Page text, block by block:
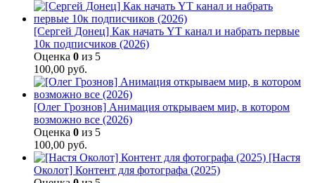
[Сергей Донец] Как начать YT канал и набрать первые
10к подписчиков (2026)
Оценка 0 из 5
100,00 руб.
[Олег Грознов] Анимация открываем мир, в котором
возможно все (2026)
Оценка 0 из 5
100,00 руб.
[Настя
Околот] Контент для фотографа (2025)